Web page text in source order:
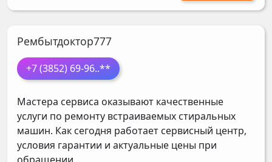
Рембытдоктор777
+7 (3852) 69-96..**
Мастера сервиса оказывают качественные
услуги по ремонту встраиваемых стиральных
машин. Как сегодня работает сервисный центр,
условия гарантии и актуальные цены при